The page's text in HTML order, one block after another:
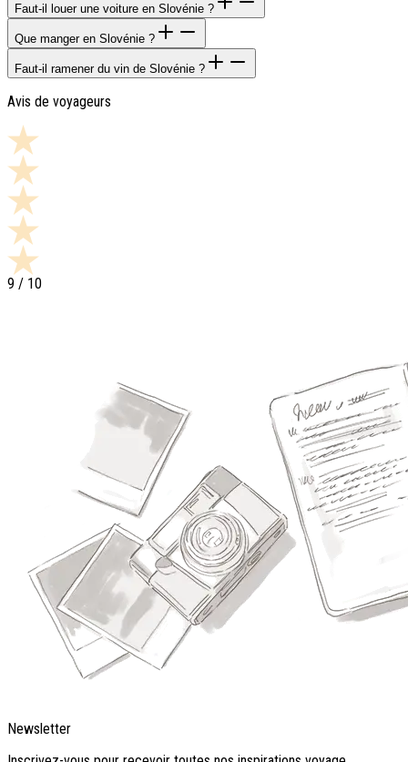
Faut-il louer une voiture en Slovénie ?
Que manger en Slovénie ?
Faut-il ramener du vin de Slovénie ?
Avis de voyageurs
9 / 10
Newsletter